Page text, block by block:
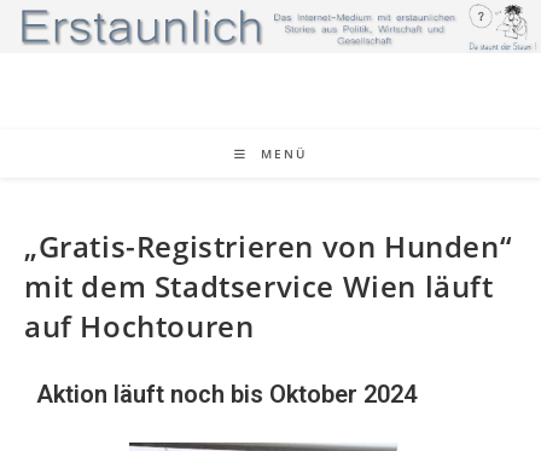
MENÜ
„Gratis-Registrieren von Hunden“
mit dem Stadtservice Wien läuft
auf Hochtouren
Aktion läuft noch bis Oktober 2024